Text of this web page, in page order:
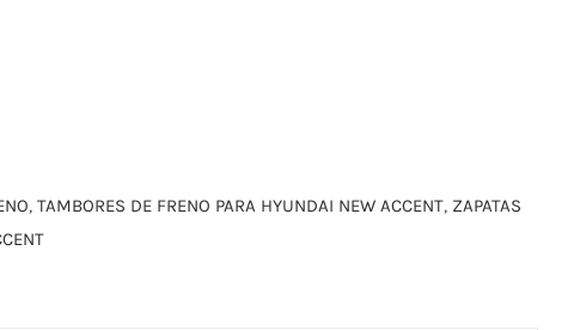
, TAMBORES DE FRENO PARA HYUNDAI NEW ACCENT, ZAPATAS